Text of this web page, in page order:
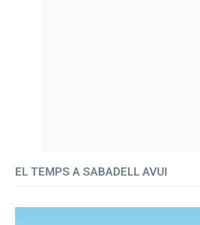
EL TEMPS A SABADELL AVUI